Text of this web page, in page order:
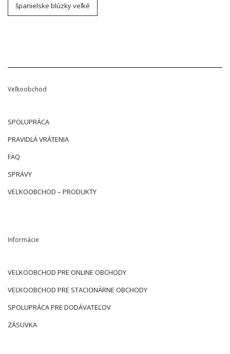
španielske blúzky veľké
Veľkoobchod
SPOLUPRÁCA
PRAVIDLÁ VRÁTENIA
FAQ
SPRÁVY
VEĽKOOBCHOD – PRODUKTY
Informácie
VEĽKOOBCHOD PRE ONLINE OBCHODY
VEĽKOOBCHOD PRE STACIONÁRNE OBCHODY
SPOLUPRÁCA PRE DODÁVATEĽOV
ZÁSUVKA